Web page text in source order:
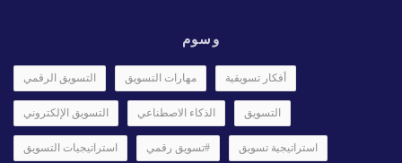
وسوم
التسويق الرقمي مهارات التسويق أفكار تسويقية
التسويق الإلكتروني الذكاء الاصطناعي التسويق
استراتيجيات التسويق #تسويق رقمي استراتيجية تسويق